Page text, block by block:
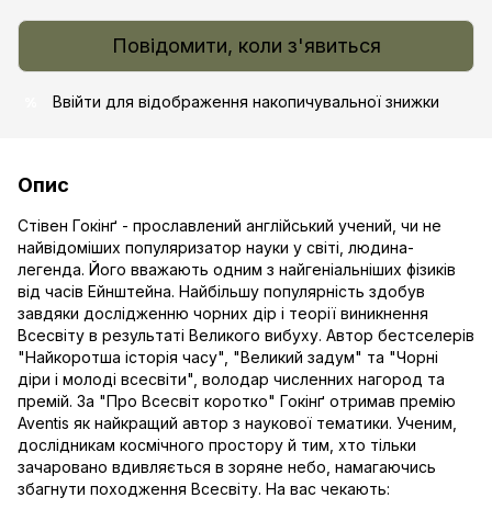
Повідомити, коли з'явиться
Ввійти для відображення накопичувальної знижки
Опис
Стівен Гокінґ - прославлений англійський учений, чи не
найвідоміших популяризатор науки у світі, людина-
легенда. Його вважають одним з найгеніальніших фізиків
від часів Ейнштейна. Найбільшу популярність здобув
завдяки дослідженню чорних дір і теорії виникнення
Всесвіту в результаті Великого вибуху. Автор бестселерів
"Найкоротша історія часу", "Великий задум" та "Чорні
діри і молоді всесвіти", володар численних нагород та
премій. За "Про Всесвіт коротко" Гокінґ отримав премію
Aventis як найкращий автор з наукової тематики. Ученим,
дослідникам космічного простору й тим, хто тільки
зачаровано вдивляється в зоряне небо, намагаючись
збагнути походження Всесвіту. На вас чекають: